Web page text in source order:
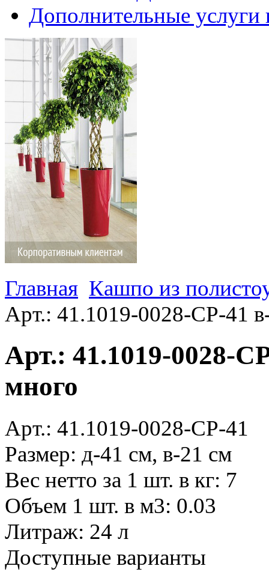
Дополнительные услуги
Главная Кашпо из
Арт.: 41.1019-0028-CP-41
Арт.: 41.1019-0028-
много
Арт.: 41.1019-0028-CP-41
Размер: д-41 см, в-21 см
Вес нетто за 1 шт. в кг: 7
Объем 1 шт. в м3: 0.03
Литраж: 24 л
Доступные варианты